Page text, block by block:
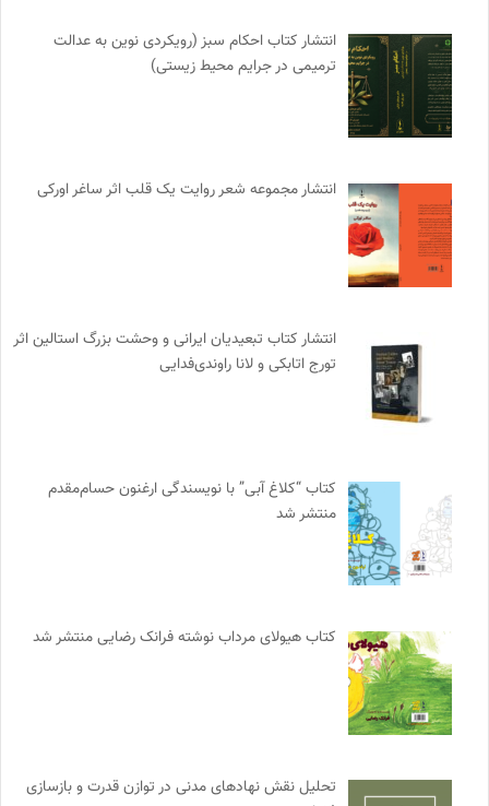
انتشار کتاب احکام سبز (رویکردی نوین به عدالت
ترمیمی در جرایم محیط‌ زیستی)
انتشار مجموعه شعر روایت یک قلب اثر ساغر اورکی
انتشار کتاب تبعیدیان ایرانی و وحشت بزرگ استالین اثر
تورج اتابکی و لانا راوندی‌فدایی
کتاب “کلاغ آبی” با نویسندگی ارغنون حسام‌مقدم
منتشر شد
کتاب هیولای مرداب نوشته فرانک رضایی منتشر شد
تحلیل نقش نهادهای مدنی در توازن قدرت و بازسازی